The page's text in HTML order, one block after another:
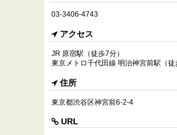
03-3406-4743
アクセス
JR 原宿駅（徒歩7分）
東京メトロ千代田線 明治神宮前駅（徒
住所
東京都渋谷区神宮前6-2-4
URL